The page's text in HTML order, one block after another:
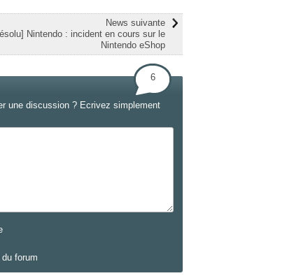
News suivante
Nintendo : incident en cours sur le
Nintendo eShop
6
une discussion ? Ecrivez simplement
forum